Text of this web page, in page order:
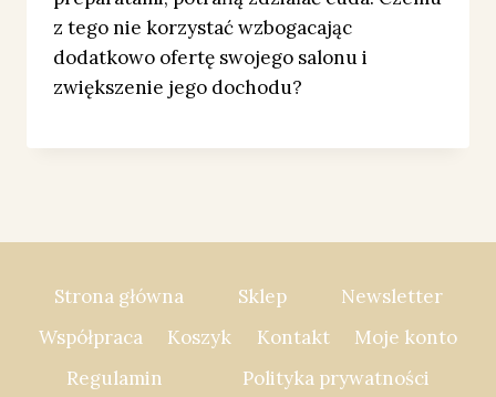
z tego nie korzystać wzbogacając
dodatkowo ofertę swojego salonu i
zwiększenie jego dochodu?
Strona główna Sklep
Newsletter
Współpraca
Koszyk Kontakt
Moje konto
Regulamin
Polityka prywatności